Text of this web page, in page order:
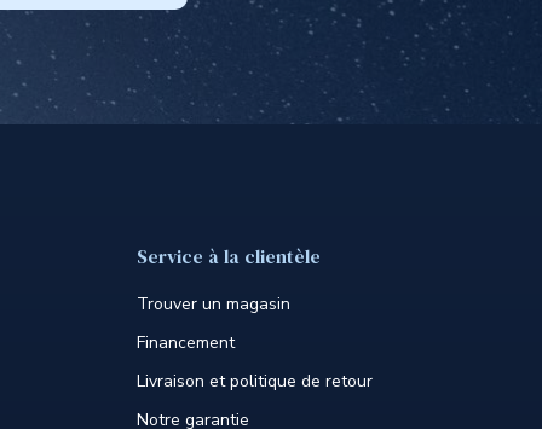
Service à la clientèle
Trouver un magasin
Financement
Livraison et politique de retour
Notre garantie